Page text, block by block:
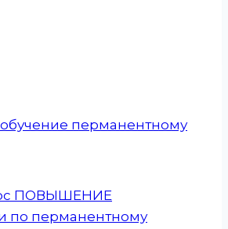
перманентному
ПОВЫШЕНИЕ
по перманентному